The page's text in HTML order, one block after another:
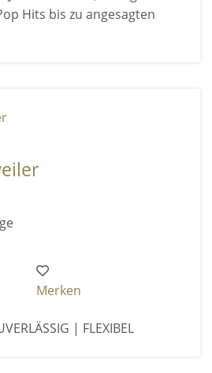
Hits bis zu angesagten
Merken
| FLEXIBEL